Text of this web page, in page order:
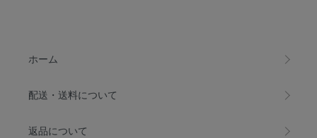
ホーム
配送・送料について
返品について